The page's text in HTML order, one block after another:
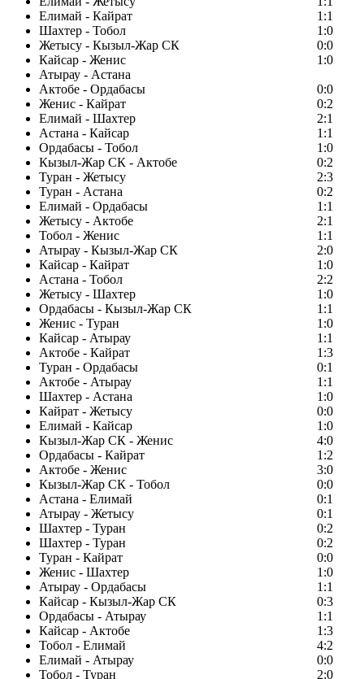
Елимай - Кайрат
1:1
Шахтер - Тобол
1:0
Жетысу - Кызыл-Жар СК
0:0
Кайсар - Женис
1:0
Атырау - Астана
Актобе - Ордабасы
0:0
Женис - Кайрат
0:2
Елимай - Шахтер
2:1
Астана - Кайсар
1:1
Ордабасы - Тобол
1:0
Кызыл-Жар СК - Актобе
0:2
Туран - Жетысу
2:3
Туран - Астана
0:2
Елимай - Ордабасы
1:1
Жетысу - Актобе
2:1
Тобол - Женис
1:1
Атырау - Кызыл-Жар СК
2:0
Кайсар - Кайрат
1:0
Астана - Тобол
2:2
Жетысу - Шахтер
1:0
Ордабасы - Кызыл-Жар СК
1:1
Женис - Туран
1:0
Кайсар - Атырау
1:1
Актобе - Кайрат
1:3
Туран - Ордабасы
0:1
Актобе - Атырау
1:1
Шахтер - Астана
1:0
Кайрат - Жетысу
0:0
Елимай - Кайсар
1:0
Кызыл-Жар СК - Женис
4:0
Ордабасы - Кайрат
1:2
Актобе - Женис
3:0
Кызыл-Жар СК - Тобол
0:0
Астана - Елимай
0:1
Атырау - Жетысу
0:1
Шахтер - Туран
0:2
Шахтер - Туран
0:2
Туран - Кайрат
0:0
Женис - Шахтер
1:0
Атырау - Ордабасы
1:1
Кайсар - Кызыл-Жар СК
0:3
Ордабасы - Атырау
1:1
Кайсар - Актобе
1:3
Тобол - Елимай
4:2
Елимай - Атырау
0:0
Тобол - Туран
2:0